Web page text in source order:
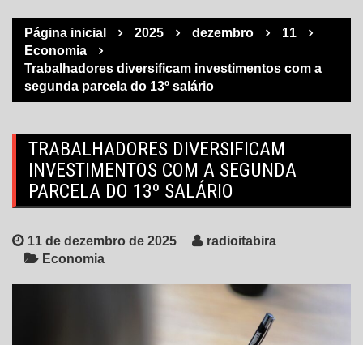
Página inicial 2025 dezembro
11
Economia
Trabalhadores diversificam investimentos com a
segunda parcela do 13º salário
TRABALHADORES DIVERSIFICAM
INVESTIMENTOS COM A SEGUNDA
PARCELA DO 13º SALÁRIO
11 de dezembro de 2025
radioitabira
Economia